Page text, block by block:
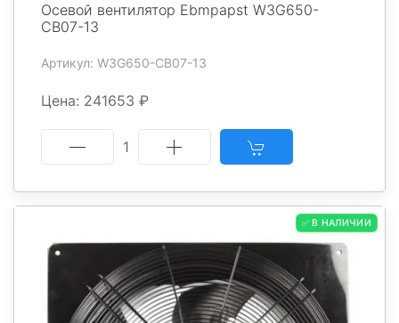
Осевой вентилятор Ebmpapst W3G650-
CB07-13
Артикул: W3G650-CB07-13
Цена: 241653 ₽
1
✅ В НАЛИЧИИ